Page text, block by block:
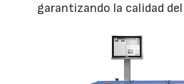
garantizando la calidad